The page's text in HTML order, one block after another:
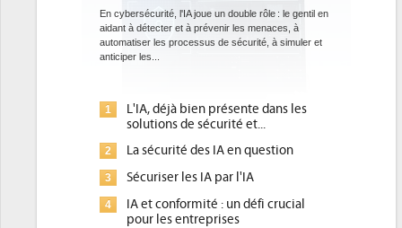
En cybersécurité, l'IA joue un double rôle : le gentil en
aidant à détecter et à prévenir les menaces, à
automatiser les processus de sécurité, à simuler et
anticiper les...
L'IA, déjà bien présente dans les
solutions de sécurité et...
La sécurité des IA en question
Sécuriser les IA par l'IA
IA et conformité : un défi crucial
pour les entreprises